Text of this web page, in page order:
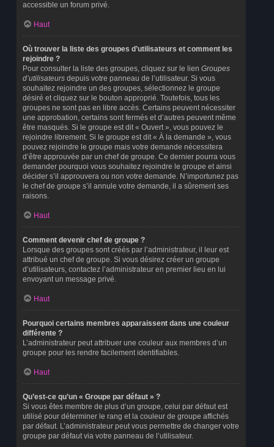
accessible un forum privé.
Haut
Où trouver la liste des groupes d’utilisateurs et comment les
rejoindre ?
Pour consulter la liste des groupes, cliquez sur le lien Groupes
d’utilisateurs depuis votre panneau de l’utilisateur. Si vous
souhaitez rejoindre un des groupes, sélectionnez le groupe
désiré et cliquez sur le bouton approprié. Toutefois, tous les
groupes ne sont pas en libre accès. Certains peuvent nécessiter
une approbation, certains sont fermés et d’autres peuvent même
être masqués. Si le groupe est dit « Ouvert », vous pouvez le
rejoindre librement. Si le groupe est dit « À la demande », vous
pouvez rejoindre le groupe mais votre demande nécessitera
d’être approuvée par un chef de groupe. Ce dernier pourra vous
demander pourquoi vous souhaitez rejoindre le groupe et ainsi
décider s’il approuvera ou non votre demande. N’importunez pas
le chef de groupe s’il annule votre demande, il a sûrement ses
raisons.
Haut
Comment devenir chef de groupe ?
Lorsque des groupes sont créés par l’administrateur, il leur est
attribué un chef de groupe. Si vous désirez créer un groupe
d’utilisateurs, contactez l’administrateur en premier lieu en lui
envoyant un message privé.
Haut
Pourquoi certains membres apparaissent dans une couleur
différente ?
L’administrateur peut attribuer une couleur aux membres d’un
groupe pour les rendre facilement identifiables.
Haut
Qu’est-ce qu’un « Groupe par défaut » ?
Si vous êtes membre de plus d’un groupe, celui par défaut est
utilisé pour déterminer le rang et la couleur de groupe affichés
par défaut. L’administrateur peut vous permettre de changer votre
groupe par défaut via votre panneau de l’utilisateur.